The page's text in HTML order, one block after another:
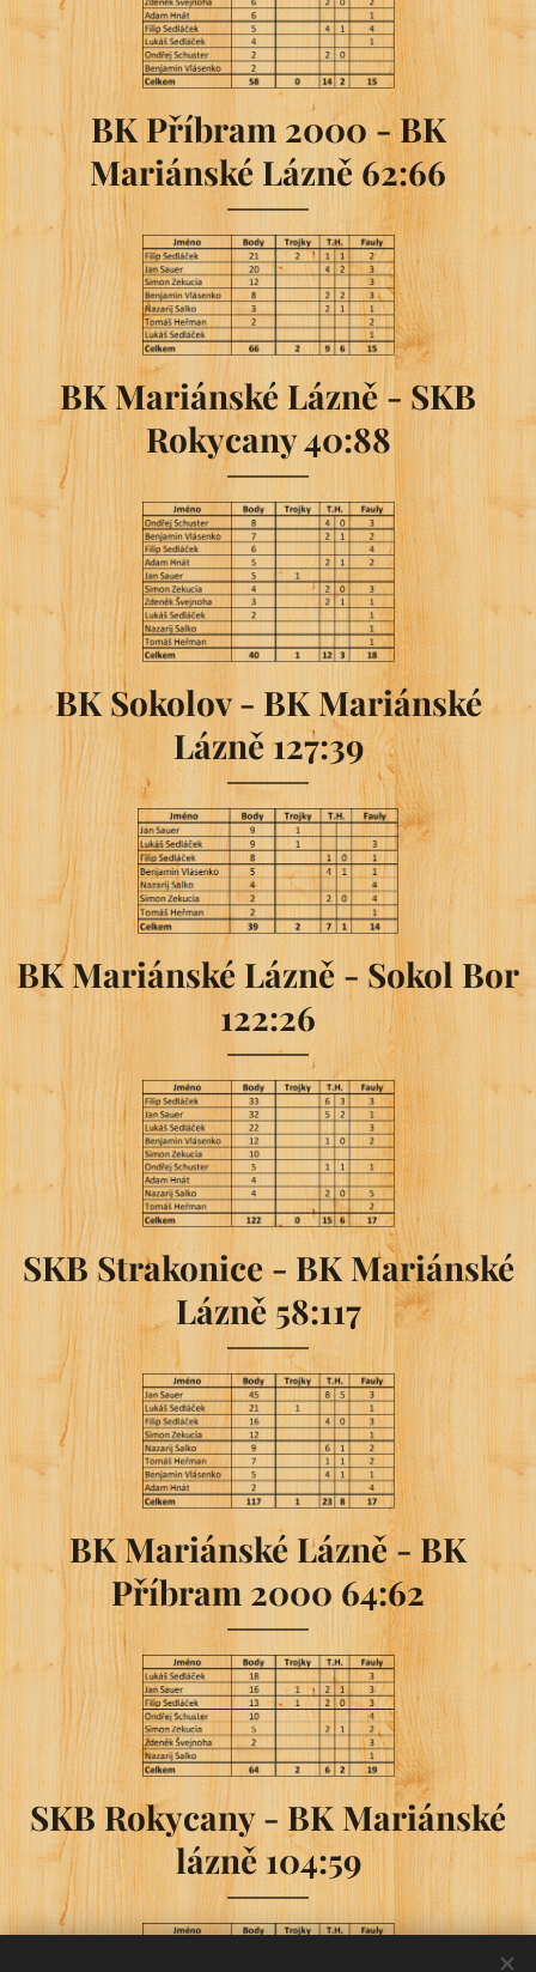
BK Příbram 2000 - BK
Mariánské Lázně 62:66
BK Mariánské Lázně - SKB
Rokycany 40:88
BK Sokolov - BK Mariánské
Lázně 127:39
BK Mariánské Lázně - Sokol Bor
122:26
SKB Strakonice - BK Mariánské
Lázně 58:117
BK Mariánské Lázně - BK
Příbram 2000 64:62
SKB Rokycany - BK Mariánské
lázně 104:59